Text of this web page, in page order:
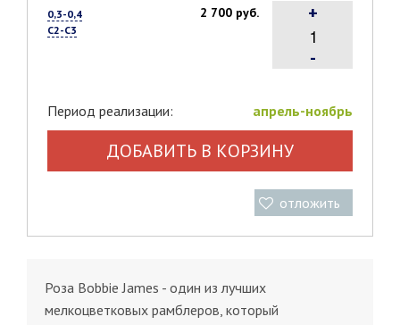
0,3-0,4
С2-С3
2 700 руб.
-
+
Период реализации: апрель-ноябрь
ДОБАВИТЬ В КОРЗИНУ
отложить
Роза Bobbie James - один из лучших
мелкоцветковых рамблеров, который